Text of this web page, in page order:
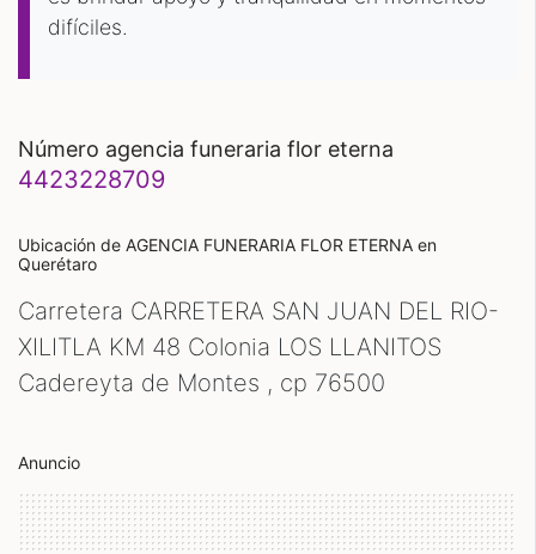
difíciles.
número agencia funeraria flor eterna
4423228709
Ubicación de AGENCIA FUNERARIA FLOR ETERNA en
Querétaro
Carretera CARRETERA SAN JUAN DEL RIO-
XILITLA KM 48 Colonia LOS LLANITOS
Cadereyta de Montes , cp 76500
Anuncio